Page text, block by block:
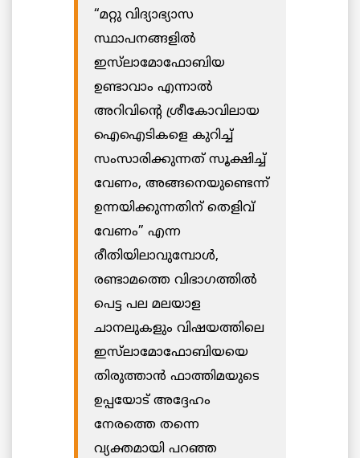
“മറ്റു വിദ്യാഭ്യാസ
സ്ഥാപനങ്ങളിൽ
ഇസ്‌ലാമോഫോബിയ
ഉണ്ടാവാം എന്നാൽ
അറിവിന്റെ ശ്രീകോവിലായ
ഐഐടികളെ കുറിച്ച്
സംസാരിക്കുന്നത് സൂക്ഷിച്ച്
വേണം, അങ്ങനെയുണ്ടെന്ന്
ഉന്നയിക്കുന്നതിന് തെളിവ്
വേണം” എന്ന
രീതിയിലാവുമ്പോൾ,
രണ്ടാമത്തെ വിഭാഗത്തിൽ
പെട്ട പല മലയാള
ചാനലുകളും വിഷയത്തിലെ
ഇസ്‌ലാമോഫോബിയയെ
തിരുത്താൻ ഫാത്തിമയുടെ
ഉപ്പയോട് അദ്ദേഹം
നേരത്തെ തന്നെ
വ്യക്തമായി പറഞ്ഞ